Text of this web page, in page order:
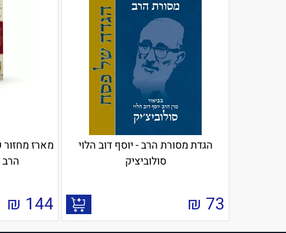
הגדת מסורת הרב - יוסף דוב הלוי
סולוביציק
73
₪
מארז מחזור
144
₪